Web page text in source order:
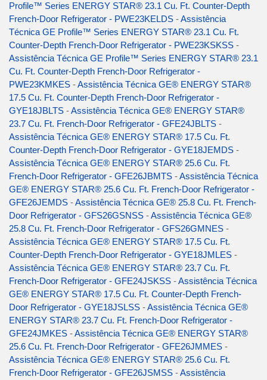
Profile™ Series ENERGY STAR® 23.1 Cu. Ft. Counter-Depth
French-Door Refrigerator - PWE23KELDS -Assistência
Técnica GE Profile™ Series ENERGY STAR® 23.1 Cu. Ft.
Counter-Depth French-Door Refrigerator - PWE23KSKSS -
Assistência Técnica GE Profile™ Series ENERGY STAR® 23.1
Cu. Ft. Counter-Depth French-Door Refrigerator -
PWE23KMKES -Assistência Técnica GE® ENERGY STAR®
17.5 Cu. Ft. Counter-Depth French-Door Refrigerator -
GYE18JBLTS -Assistência Técnica GE® ENERGY STAR®
23.7 Cu. Ft. French-Door Refrigerator - GFE24JBLTS -
Assistência Técnica GE® ENERGY STAR® 17.5 Cu. Ft.
Counter-Depth French-Door Refrigerator - GYE18JEMDS -
Assistência Técnica GE® ENERGY STAR® 25.6 Cu. Ft.
French-Door Refrigerator - GFE26JBMTS -Assistência Técnica
GE® ENERGY STAR® 25.6 Cu. Ft. French-Door Refrigerator -
GFE26JEMDS -Assistência Técnica GE® 25.8 Cu. Ft. French-
Door Refrigerator - GFS26GSNSS -Assistência Técnica GE®
25.8 Cu. Ft. French-Door Refrigerator - GFS26GMNES -
Assistência Técnica GE® ENERGY STAR® 17.5 Cu. Ft.
Counter-Depth French-Door Refrigerator - GYE18JMLES -
Assistência Técnica GE® ENERGY STAR® 23.7 Cu. Ft.
French-Door Refrigerator - GFE24JSKSS -Assistência Técnica
GE® ENERGY STAR® 17.5 Cu. Ft. Counter-Depth French-
Door Refrigerator - GYE18JSLSS -Assistência Técnica GE®
ENERGY STAR® 23.7 Cu. Ft. French-Door Refrigerator -
GFE24JMKES -Assistência Técnica GE® ENERGY STAR®
25.6 Cu. Ft. French-Door Refrigerator - GFE26JMMES -
Assistência Técnica GE® ENERGY STAR® 25.6 Cu. Ft.
French-Door Refrigerator - GFE26JSMSS -Assistência